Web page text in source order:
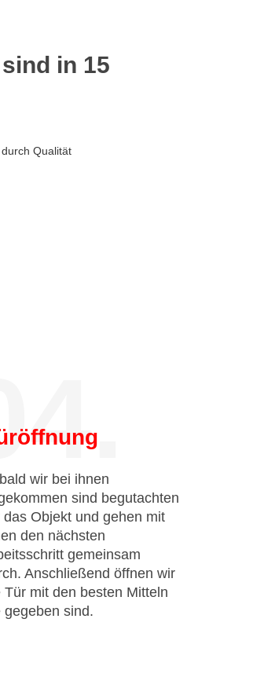
in 15
Qualität
wir bei ihnen
sind begutachten
das Objekt und gehen mit
den nächsten
gemeinsam
Anschließend öffnen wir
Tür mit den besten Mitteln
gegeben sind.